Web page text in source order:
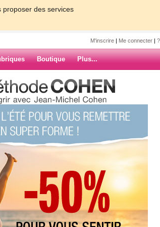
proposer des services
M'inscrire | Me connecter |
Boutique Plus...
en
ARCHIVES